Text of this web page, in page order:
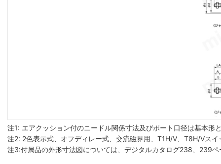
注1: エアクッション付のニードル関係寸法及びポート口径は基本
注2: 2色表示式、オフディレー式、交流磁界用、T1H/V、T8H/Vス
注3:付属品の外形寸法図については、デジタルカタログ238、239